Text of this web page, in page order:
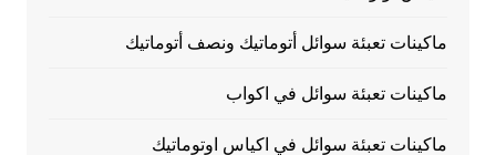
ماكينات تعبئة سوائل أتوماتيك ونصف أتوماتيك
ماكينات تعبئة سوائل في اكواب
ماكينات تعبئة سوائل في اكياس اوتوماتيك